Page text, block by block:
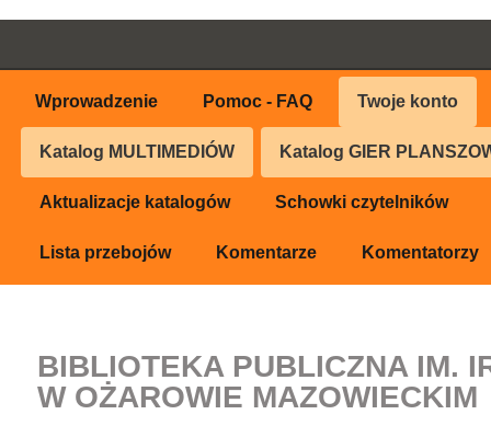
Wprowadzenie Pomoc - FAQ Twoje konto
Katalog MULTIMEDIÓW Katalog GIER
Aktualizacje katalogów Schowki czytelników
Lista przebojów Komentarze Komentatorzy
BIBLIOTEKA PUBLICZNA IM.
W OŻAROWIE MAZOWIECKIM